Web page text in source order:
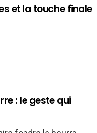
et la touche finale
: le geste qui